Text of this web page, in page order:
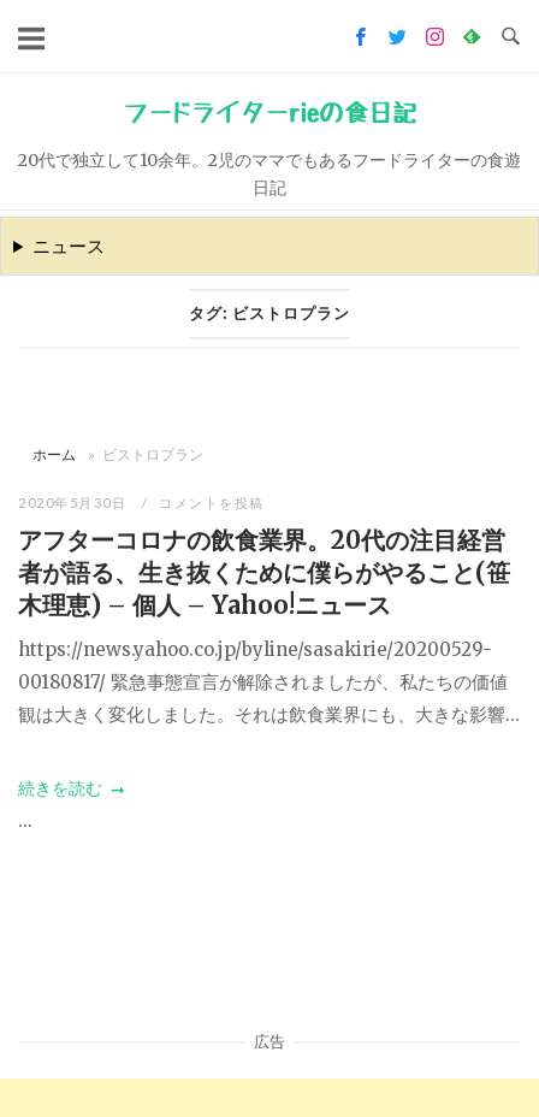
キ
ッ
フードライターrieの食日記
20代で独立して10余年。2児のママでもあるフードライターの食遊
日記
ニュース
タグ: ビストロプラン
ホーム » ビストロプラン
2020年5月30日 コメントを投稿
アフターコロナの飲食業界。20代の注目経営
者が語る、生き抜くために僕らがやること(笹
木理恵) – 個人 – Yahoo!ニュース
https://news.yahoo.co.jp/byline/sasakirie/20200529-
00180817/ 緊急事態宣言が解除されましたが、私たちの価値
観は大きく変化しました。それは飲食業界にも、大きな影響...
続きを読む
...
広告